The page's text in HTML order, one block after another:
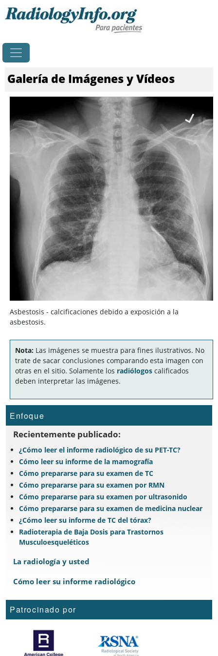
Galería de Imágenes y Vídeos
Asbestosis - calcificaciones debido a exposición a la
asbestosis.
Nota: Las imágenes se muestra para fines ilustrativos. No
trate de sacar conclusiones comparando esta imagen con
otras en el sitio. Solamente los radiólogos calificados
deben interpretar las imágenes.
Enfoque
Recientemente publicado:
¿Cómo leer el informe radiológico de su PET-TC?
Cómo leer su informe de la mamografía
Cómo prepararse para su examen de TC
Cómo prepararse para su examen por RMN
Cómo prepararse para su examen por ultrasonido
Cómo prepararse para su examen de medicina nuclear
¿Cómo leer su informe de TC del tórax?
Radioterapia de Baja Dosis para Trastornos
Musculoesqueléticos
La radiología y usted
Cómo leer su informe radiológico
Patrocinado por